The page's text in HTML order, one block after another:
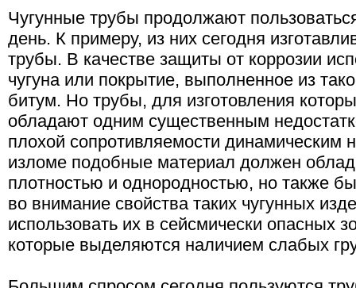
Чугунные трубы продолжают
день. К примеру, из них сегодня
трубы. В качестве защиты от коррозии
чугуна или покрытие, выполненное из
битум. Но трубы, для изготовления
обладают одним существенным
плохой сопротивляемости динамическим
изломе подобные материал должен
плотностью и однородностью, но также
во внимание свойства таких чугунных
использовать их в сейсмически опасных
которые выделяются наличием слабых